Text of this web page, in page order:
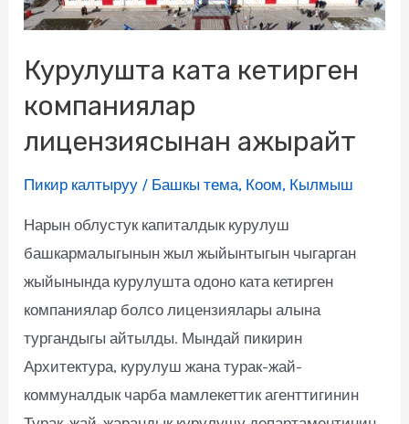
Курулушта ката кетирген
компаниялар
лицензиясынан ажырайт
Пикир калтыруу / Башкы тема, Коом, Кылмыш
Нарын облустук капиталдык курулуш
башкармалыгынын жыл жыйынтыгын чыгарган
жыйынында курулушта одоно ката кетирген
компаниялар болсо лицензиялары алына
тургандыгы айтылды. Мындай пикирин
Архитектура, курулуш жана турак-жай-
коммуналдык чарба мамлекеттик агенттигинин